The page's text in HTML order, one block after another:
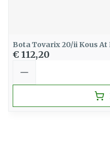
Bota Tovarix 20/ii Kous At
€ 112,20